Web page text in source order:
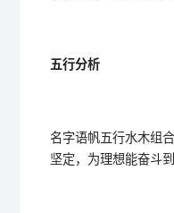
五行分析
名字语帆五行水木组
坚定，为理想能奋斗